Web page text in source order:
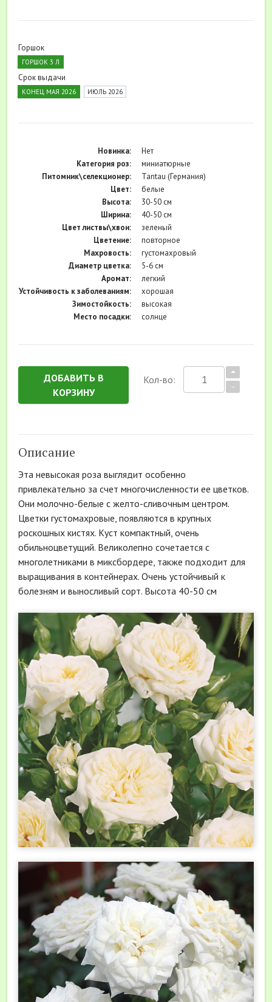
Горшок
ГОРШОК 3 Л
Срок выдачи
КОНЕЦ МАЯ 2026 ИЮЛЬ 2026
Новинка:
Нет
Категория роз:
миниатюрные
Питомник\селекционер:
Tantau (Германия)
Цвет:
белые
Высота:
30-50 см
Ширина:
40-50 см
Цвет листвы\хвои:
зеленый
Цветение:
повторное
Махровость:
густомахровый
Диаметр цветка:
5-6 см
Аромат:
легкий
Устойчивость к заболеваниям:
хорошая
Зимостойкость:
высокая
Место посадки:
солнце
ДОБАВИТЬ В
КОРЗИНУ
Кол-во:
Описание
Эта невысокая роза выглядит особенно
привлекательно за счет многочисленности ее цветков.
Они молочно-белые с желто-сливочным центром.
Цветки густомахровые, появляются в крупных
роскошных кистях. Куст компактный, очень
обильноцветущий. Великолепно сочетается с
многолетниками в миксбордере, также подходит для
выращивания в контейнерах. Очень устойчивый к
болезням и выносливый сорт. Высота 40-50 см